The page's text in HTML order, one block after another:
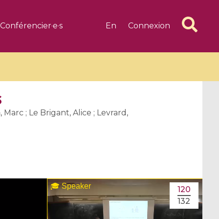
Conférencier·e·s En Connexion
Introduction to Dissipative
Dynamical Systems in Infinite
Dimensions and Their
Applications
; Le Brigant, Alice ; Levrard,
120
132